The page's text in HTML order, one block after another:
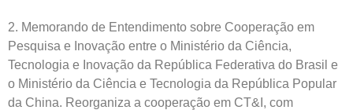
2. Memorando de Entendimento sobre Cooperação em
Pesquisa e Inovação entre o Ministério da Ciência,
Tecnologia e Inovação da República Federativa do Brasil e
o Ministério da Ciência e Tecnologia da República Popular
da China. Reorganiza a cooperação em CT&I, com